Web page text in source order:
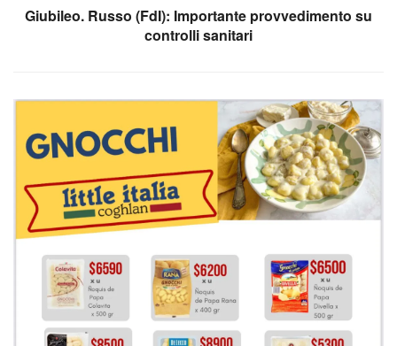
Giubileo. Russo (FdI): Importante provvedimento su
controlli sanitari